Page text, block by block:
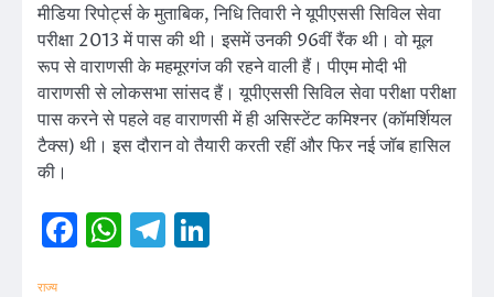
मीडिया रिपोर्ट्स के मुताबिक, निधि तिवारी ने यूपीएससी सिविल सेवा
परीक्षा 2013 में पास की थी। इसमें उनकी 96वीं रैंक थी। वो मूल
रूप से वाराणसी के महमूरगंज की रहने वाली हैं। पीएम मोदी भी
वाराणसी से लोकसभा सांसद हैं। यूपीएससी सिविल सेवा परीक्षा परीक्षा
पास करने से पहले वह वाराणसी में ही असिस्टेंट कमिश्नर (कॉमर्शियल
टैक्स) थी। इस दौरान वो तैयारी करती रहीं और फिर नई जॉब हासिल
की।
Facebook
WhatsApp
Telegram
राज्य